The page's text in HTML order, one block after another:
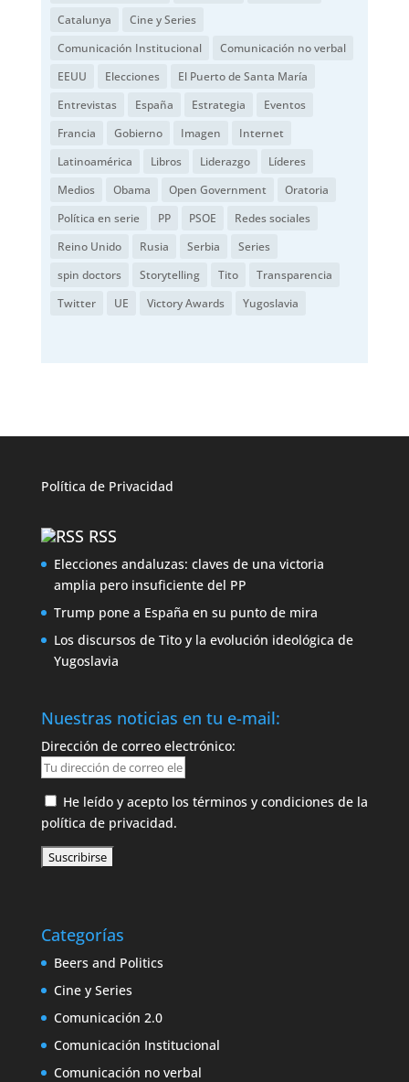
Catalunya
Cine y Series
Comunicación Institucional
Comunicación no verbal
EEUU
Elecciones
El Puerto de Santa María
Entrevistas
España Estrategia
Eventos
Francia
Gobierno Imagen
Internet
Latinoamérica
Libros Liderazgo
Líderes
Medios
Obama Open Government
Oratoria
Política en serie
PP PSOE
Redes sociales
Reino Unido
Rusia Serbia
Series
spin doctors
Storytelling Tito
Transparencia
Twitter
UE Victory Awards Yugoslavia
Política de Privacidad
RSS
Elecciones andaluzas: claves de una victoria
amplia pero insuficiente del PP
Trump pone a España en su punto de mira
Los discursos de Tito y la evolución ideológica de
Yugoslavia
Nuestras noticias en tu e-mail:
Dirección de correo electrónico:
He leído y acepto los términos y condiciones de la
política de privacidad.
Categorías
Beers and Politics
Cine y Series
Comunicación 2.0
Comunicación Institucional
Comunicación no verbal